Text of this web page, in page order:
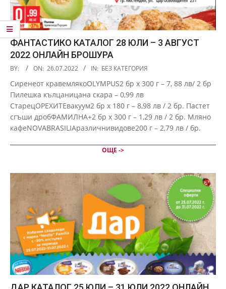
ФАНТАСТИКО КАТАЛОГ 28 ЮЛИ – 3 АВГУСТ
2022 ОНЛАЙН БРОШУРА
2022-
26
BY: ON: 26.07.2022 IN: БЕЗ КАТЕГОРИЯ
Сиренеот кравемлякоOLYMPUS2 бр х 300 г – 7, 88 лв/ 2 бр
Пилешка кълцаницана скара – 0,99 лв
СтарецОРЕХИТЕвакуум2 бр х 180 г – 8,98 лв / 2 бр. Пастет
сгъши дробФАМИЛНА+2 бр х 300 г – 1,29 лв / 2 бр. Мляно
кафеNOVABRASILIAразличнивидове200 г – 2,79 лв / бр.
ОЩЕ ->